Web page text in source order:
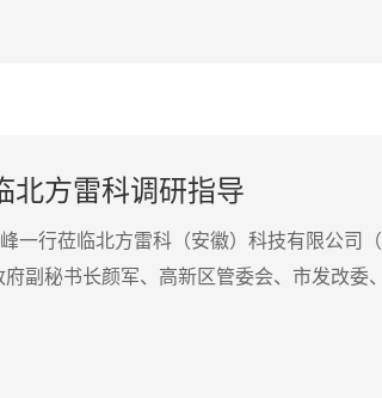
北方雷科调研指导
一行莅临北方雷科（安徽）科技有限公司
副秘书长颜军、高新区管委会、市发改委